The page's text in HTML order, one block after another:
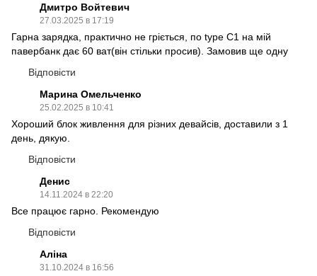
Дмитро Войтевич
27.03.2025 в 17:19
Гарна зарядка, практично не гріється, по type C1 на мій
павербанк дає 60 ват(він стільки просив). Замовив ще одну
Відповісти
Марина Омельченко
25.02.2025 в 10:41
Хороший блок живлення для різних девайсів, доставили з 1
день, дякую.
Відповісти
Денис
14.11.2024 в 22:20
Все працює гарно. Рекомендую
Відповісти
Аліна
31.10.2024 в 16:56